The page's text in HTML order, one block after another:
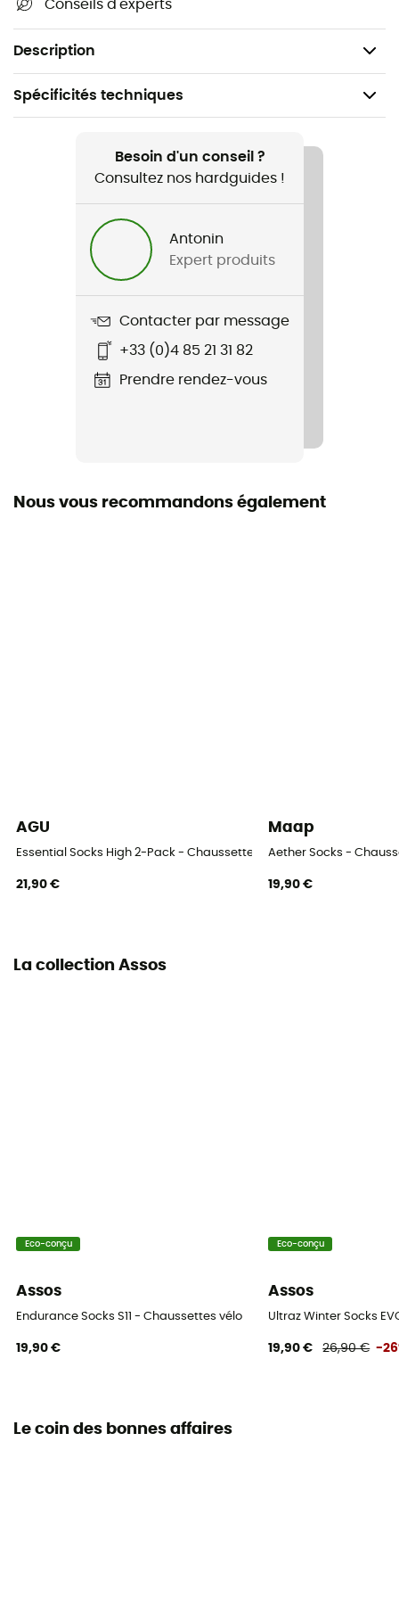
Conseils d'experts
Description
Bord franc
Spécificités techniques
Homme / Femme
Nom du produit
Origine Européenne Garantie
Besoin d'un conseil ?
Consultez nos hardguides !
Antonin
Expert produits
Contacter par message
+33 (0)4 85 21 31 82
Prendre rendez-vous
Nous vous recommandons également
AGU
Essential Socks High 2-Pack - Chaussettes vélo
21,90 €
Maap
Aether Socks -
19,90 €
La collection Assos
Eco-conçu
Assos
Endurance Socks S11 - Chaussettes vélo
19,90 €
Eco-conçu
Assos
Ultraz Winter Socks
19,90 € 26,90 € -
Le coin des bonnes affaires